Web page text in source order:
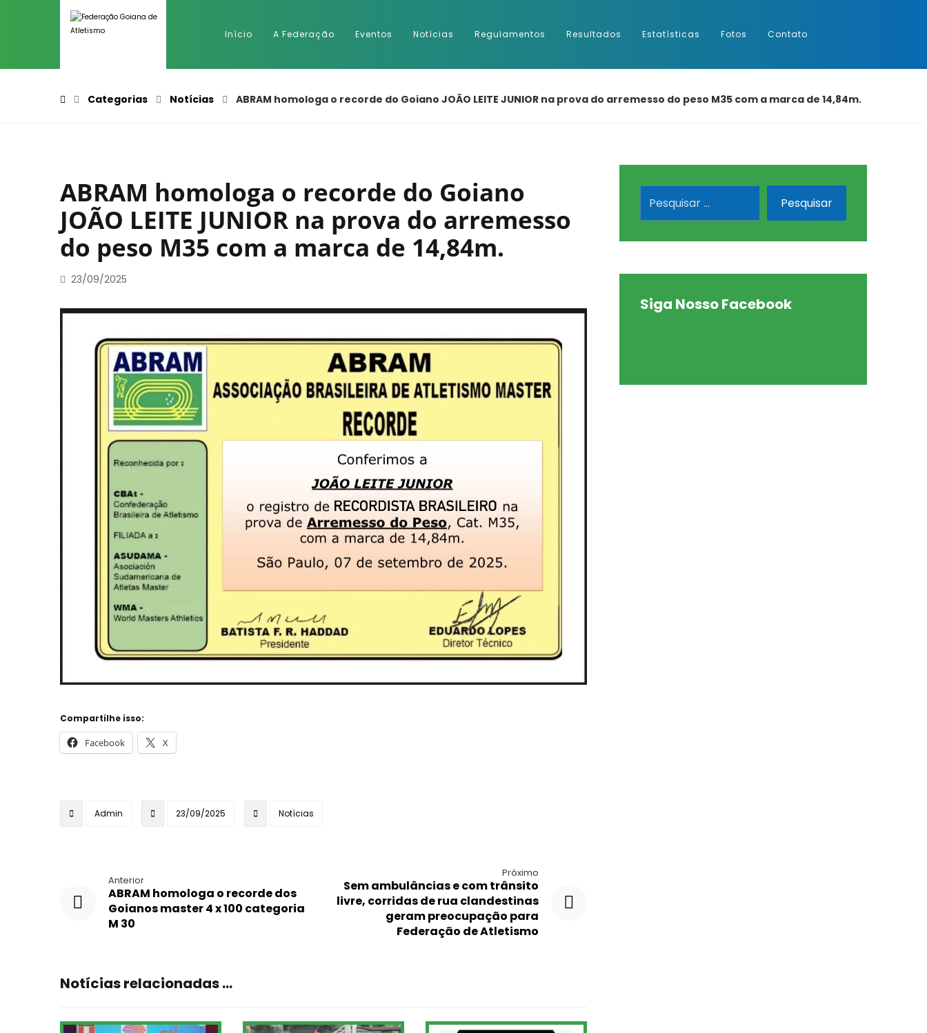
Início A Federação Eventos Notícias Regulamentos Resultados Estatísticas Fotos Contato
Categorias Notícias ABRAM homologa o recorde do Goiano JOÃO LEITE JUNIOR na prova do arremesso do peso M35 com a marca de 14,84m.
ABRAM homologa o recorde do Goiano
JOÃO LEITE JUNIOR na prova do arremesso
do peso M35 com a marca de 14,84m.
23/09/2025
Compartilhe isso:
Facebook X
Admin 23/09/2025 Notícias
Anterior
ABRAM homologa o recorde dos
Goianos master 4 x 100 categoria
M 30
Próximo
Sem ambulâncias e com trânsito
livre, corridas de rua clandestinas
geram preocupação para
Federação de Atletismo
Notícias relacionadas ...
Siga Nosso Facebook